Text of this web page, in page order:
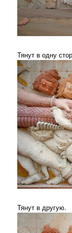
Тянут в одну
Тянут в другую.